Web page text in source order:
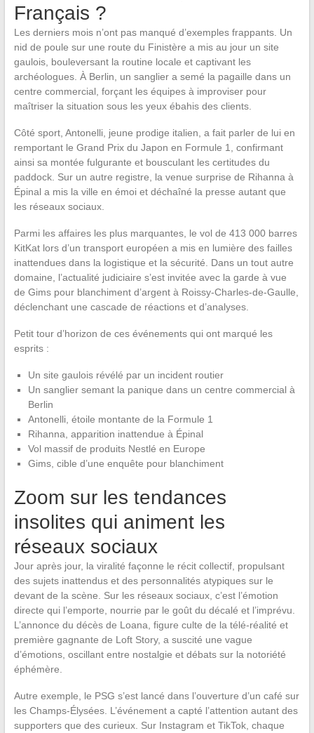
Français ?
Les derniers mois n’ont pas manqué d’exemples frappants. Un
nid de poule sur une route du Finistère a mis au jour un site
gaulois, bouleversant la routine locale et captivant les
archéologues. À Berlin, un sanglier a semé la pagaille dans un
centre commercial, forçant les équipes à improviser pour
maîtriser la situation sous les yeux ébahis des clients.
Côté sport, Antonelli, jeune prodige italien, a fait parler de lui en
remportant le Grand Prix du Japon en Formule 1, confirmant
ainsi sa montée fulgurante et bousculant les certitudes du
paddock. Sur un autre registre, la venue surprise de Rihanna à
Épinal a mis la ville en émoi et déchaîné la presse autant que
les réseaux sociaux.
Parmi les affaires les plus marquantes, le vol de 413 000 barres
KitKat lors d’un transport européen a mis en lumière des failles
inattendues dans la logistique et la sécurité. Dans un tout autre
domaine, l’actualité judiciaire s’est invitée avec la garde à vue
de Gims pour blanchiment d’argent à Roissy-Charles-de-Gaulle,
déclenchant une cascade de réactions et d’analyses.
Petit tour d’horizon de ces événements qui ont marqué les
esprits :
Un site gaulois révélé par un incident routier
Un sanglier semant la panique dans un centre commercial à
Berlin
Antonelli, étoile montante de la Formule 1
Rihanna, apparition inattendue à Épinal
Vol massif de produits Nestlé en Europe
Gims, cible d’une enquête pour blanchiment
Zoom sur les tendances
insolites qui animent les
réseaux sociaux
Jour après jour, la viralité façonne le récit collectif, propulsant
des sujets inattendus et des personnalités atypiques sur le
devant de la scène. Sur les réseaux sociaux, c’est l’émotion
directe qui l’emporte, nourrie par le goût du décalé et l’imprévu.
L’annonce du décès de Loana, figure culte de la télé-réalité et
première gagnante de Loft Story, a suscité une vague
d’émotions, oscillant entre nostalgie et débats sur la notoriété
éphémère.
Autre exemple, le PSG s’est lancé dans l’ouverture d’un café sur
les Champs-Élysées. L’événement a capté l’attention autant des
supporters que des curieux. Sur Instagram et TikTok, chaque